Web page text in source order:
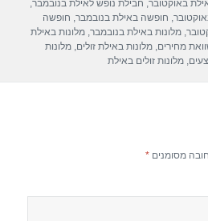
A
p
p
a
m
באוקטובר, חבילת נופש לאילת בנובמבר,
, חופשה באילת בנובמבר, חופשה
,מלונות באילת בנובמבר,מלונות באילת
מחירים,מלונות באילת זולים,מלונות
,מלונות זולים באילת
מסומנים*